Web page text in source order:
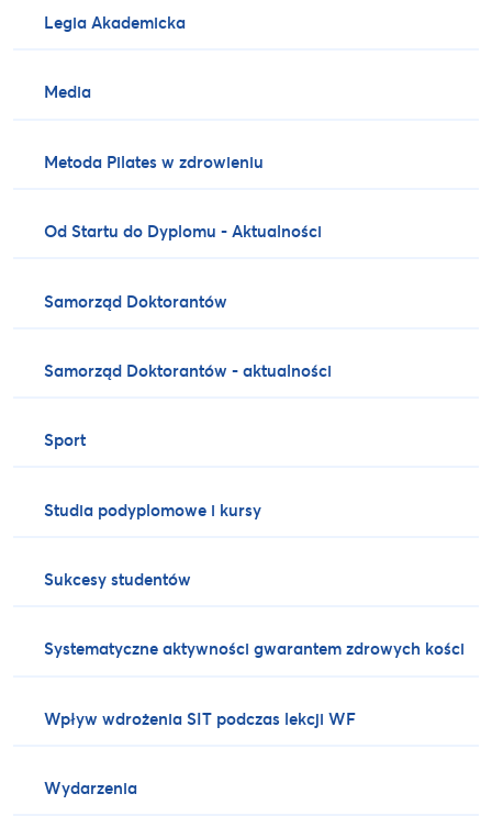
Legia Akademicka
Media
Metoda Pilates w zdrowieniu
Od Startu do Dyplomu - Aktualności
Samorząd Doktorantów
Samorząd Doktorantów - aktualności
Sport
Studia podyplomowe i kursy
Sukcesy studentów
Systematyczne aktywności gwarantem zdrowych kości
Wpływ wdrożenia SIT podczas lekcji WF
Wydarzenia